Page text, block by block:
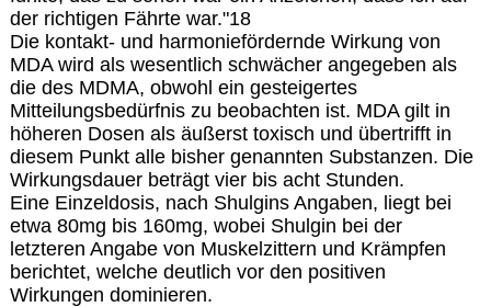
der richtigen Fährte war."18
Die kontakt- und harmoniefördernde Wirkung von
MDA wird als wesentlich schwächer angegeben als
die des MDMA, obwohl ein gesteigertes
Mitteilungsbedürfnis zu beobachten ist. MDA gilt in
höheren Dosen als äußerst toxisch und übertrifft in
diesem Punkt alle bisher genannten Substanzen. Die
Wirkungsdauer beträgt vier bis acht Stunden.
Eine Einzeldosis, nach Shulgins Angaben, liegt bei
etwa 80mg bis 160mg, wobei Shulgin bei der
letzteren Angabe von Muskelzittern und Krämpfen
berichtet, welche deutlich vor den positiven
Wirkungen dominieren.